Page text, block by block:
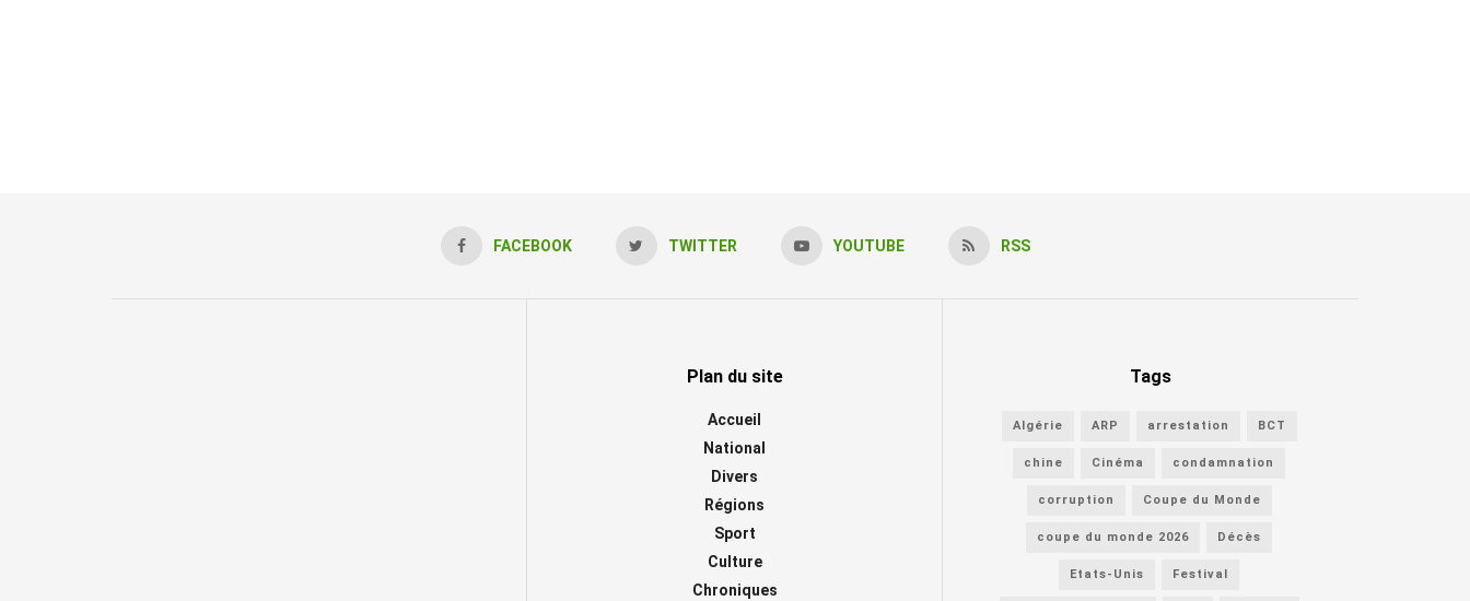
FACEBOOK TWITTER YOUTUBE RSS
Plan du site
Accueil
National
Divers
Régions
Sport
Culture
Chroniques
Tags
Algérie ARP arrestation BCT
chine Cinéma condamnation
corruption Coupe du Monde
coupe du monde 2026 Décès
Etats-Unis Festival